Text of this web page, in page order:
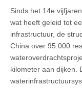
Sinds het 14e
wat heeft geleid tot
infrastructuur, de
China over 95.000
kilometer aan dijken.